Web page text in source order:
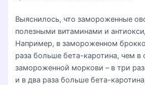
Выяснилось, что замороженные
полезными витаминами и
Например, в замороженном
раза больше бета-каротина, чем в
замороженной моркови – в три
и в два раза больше бета-